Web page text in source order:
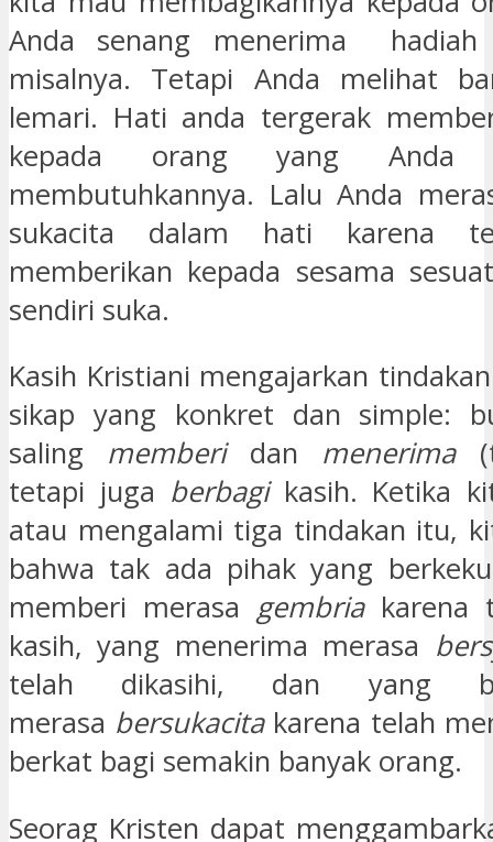
Anda senang menerima hadiah
misalnya. Tetapi Anda melihat
lemari. Hati anda tergerak
kepada orang yang Anda
membutuhkannya. Lalu Anda
sukacita dalam hati karena
memberikan kepada sesama
sendiri suka.
Kasih Kristiani mengajarkan
sikap yang konkret dan simple:
saling memberidan menerima
tetapi juga berbagikasih. Ketika
atau mengalami tiga tindakan itu,
bahwa tak ada pihak yang
memberi merasa gembriakarena
kasih, yang menerima merasa
telah dikasihi, dan yang
merasa bersukacitakarena telah
berkat bagi semakin banyak orang.
Seorag Kristen dapat